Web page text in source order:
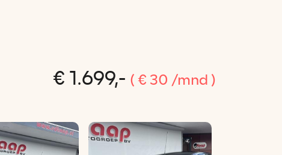
€ 1.699,- ( € 30 /mnd )